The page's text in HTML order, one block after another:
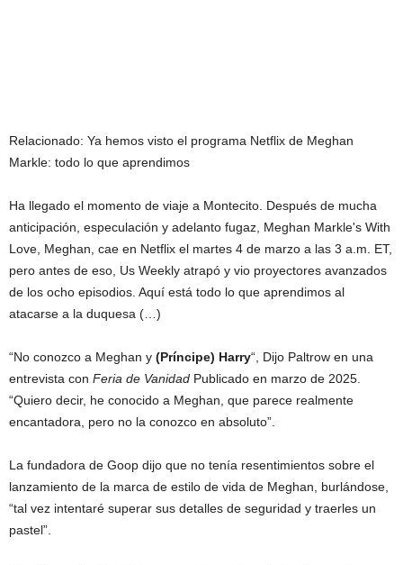
Relacionado: Ya hemos visto el programa Netflix de Meghan
Markle: todo lo que aprendimos
Ha llegado el momento de viaje a Montecito. Después de mucha
anticipación, especulación y adelanto fugaz, Meghan Markle's With
Love, Meghan, cae en Netflix el martes 4 de marzo a las 3 a.m. ET,
pero antes de eso, Us Weekly atrapó y vio proyectores avanzados
de los ocho episodios. Aquí está todo lo que aprendimos al
atacarse a la duquesa (…)
“No conozco a Meghan y (Príncipe) Harry“, Dijo Paltrow en una
entrevista con Feria de Vanidad Publicado en marzo de 2025.
“Quiero decir, he conocido a Meghan, que parece realmente
encantadora, pero no la conozco en absoluto”.
La fundadora de Goop dijo que no tenía resentimientos sobre el
lanzamiento de la marca de estilo de vida de Meghan, burlándose,
“tal vez intentaré superar sus detalles de seguridad y traerles un
pastel”.